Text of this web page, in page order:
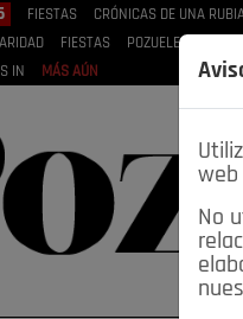
FIESTAS CRÓNICAS DE UNA
FIESTAS POZUELEROS
IN MÁS AÚN
web
No